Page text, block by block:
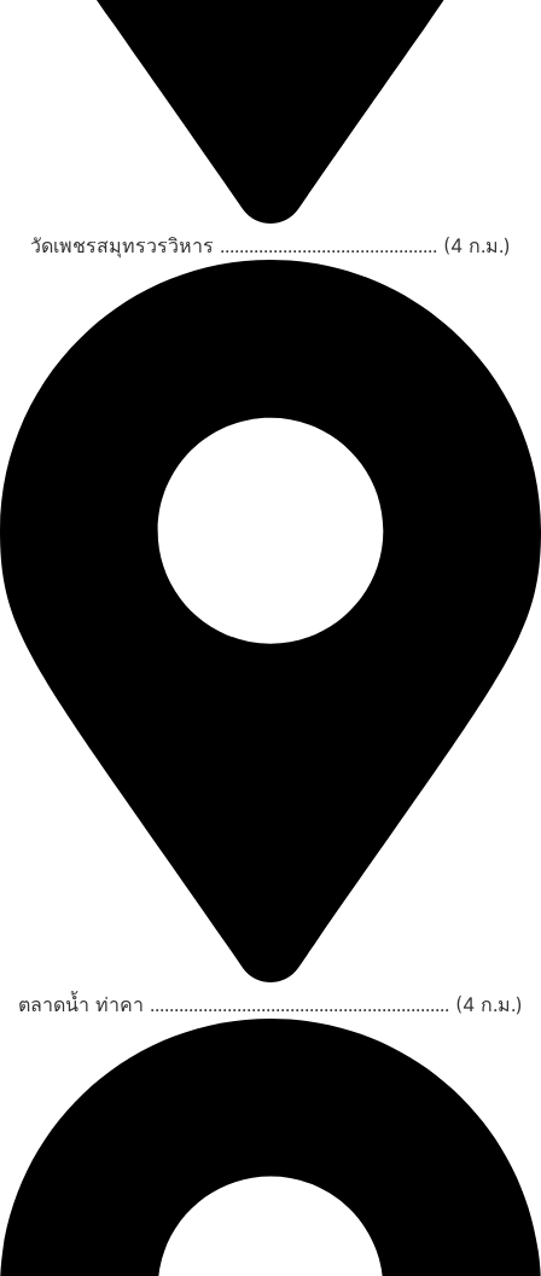
วัดเพชรสมุทรวรวิหาร ............................................. (4 ก.ม.)
ตลาดน้ำ ท่าคา .............................................................. (4 ก.ม.)